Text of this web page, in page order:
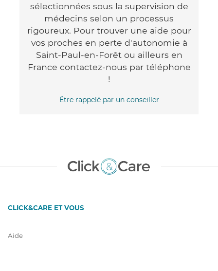
sélectionnées sous la supervision de
médecins selon un processus
rigoureux. Pour trouver une aide pour
vos proches en perte d'autonomie à
Saint-Paul-en-Forêt ou ailleurs en
France contactez-nous par téléphone
!
Être rappelé par un conseiller
CLICK&CARE ET VOUS
Aide